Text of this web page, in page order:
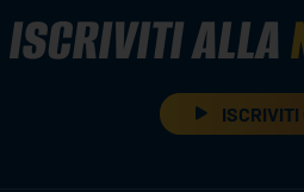
ISCRIVITI ALLA
ISCRIVITI